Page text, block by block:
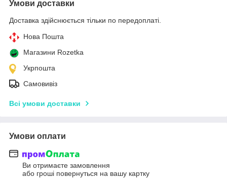
Умови доставки
Доставка здійснюється тільки по передоплаті.
Нова Пошта
Магазини Rozetka
Укрпошта
Самовивіз
Всі умови доставки
Умови оплати
Ви отримаєте замовлення
або гроші повернуться на вашу картку